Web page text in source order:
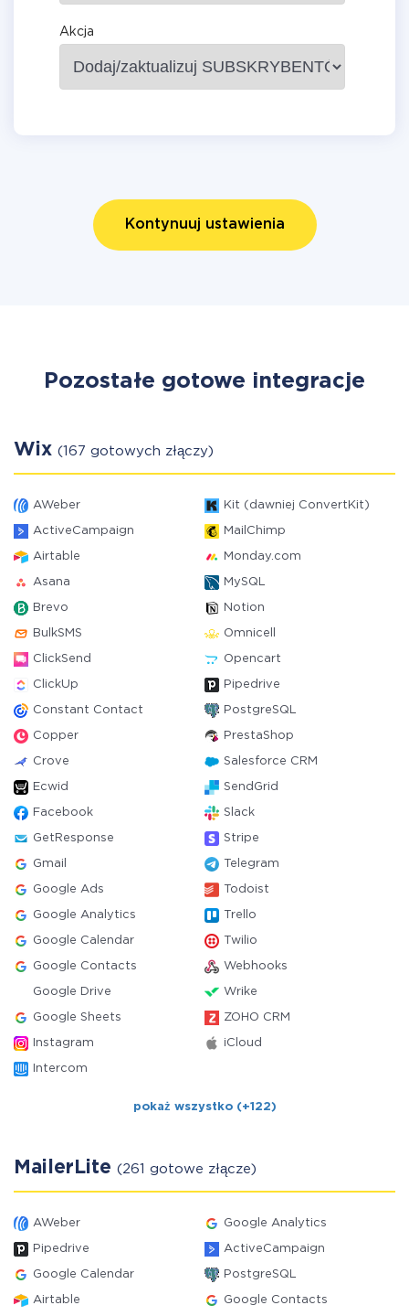
Akcja
Kontynuuj ustawienia
Pozostałe gotowe integracje
Wix (167 gotowych złączy)
AWeber Kit (dawniej ConvertKit)
ActiveCampaign MailChimp
Airtable Monday.com
Asana MySQL
Brevo Notion
BulkSMS Omnicell
ClickSend Opencart
ClickUp Pipedrive
Constant Contact PostgreSQL
Copper PrestaShop
Crove Salesforce CRM
Ecwid SendGrid
Facebook Slack
GetResponse Stripe
Gmail Telegram
Google Ads Todoist
Google Analytics Trello
Google Calendar Twilio
Google Contacts Webhooks
Google Drive Wrike
Google Sheets ZOHO CRM
Instagram iCloud
Intercom
pokaż wszystko (+122)
MailerLite (261 gotowe złącze)
AWeber Google Analytics
Pipedrive ActiveCampaign
Google Calendar PostgreSQL
Airtable Google Contacts